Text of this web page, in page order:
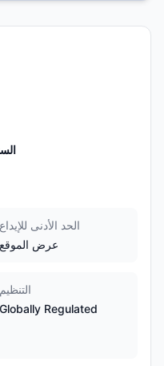
الحد الأدنى للإيداع
عرض الموقع
التنظيم
Globally Regulated